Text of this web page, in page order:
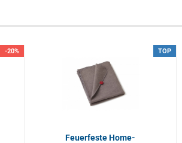
-20% TOP
Feuerfeste Home-